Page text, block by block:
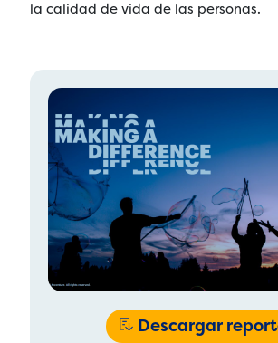
la calidad de vida de las personas.
Descargar